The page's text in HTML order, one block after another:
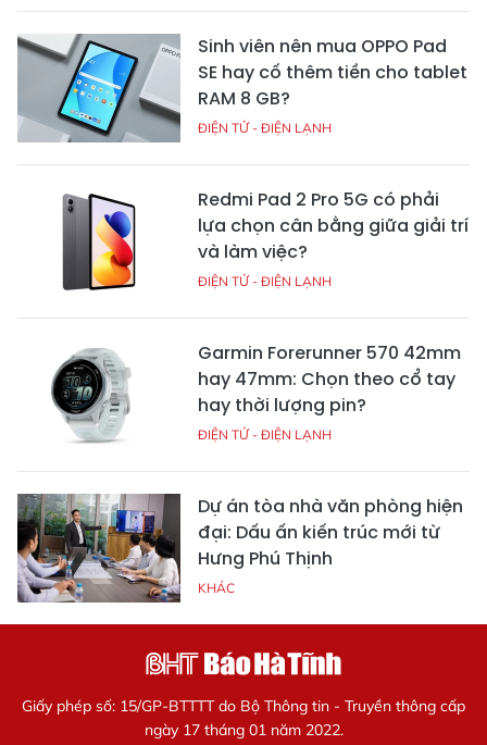
Sinh viên nên mua OPPO Pad
SE hay cố thêm tiền cho tablet
RAM 8 GB?
ĐIỆN TỬ - ĐIỆN LẠNH
Redmi Pad 2 Pro 5G có phải
lựa chọn cân bằng giữa giải trí
và làm việc?
ĐIỆN TỬ - ĐIỆN LẠNH
Garmin Forerunner 570 42mm
hay 47mm: Chọn theo cổ tay
hay thời lượng pin?
ĐIỆN TỬ - ĐIỆN LẠNH
Dự án tòa nhà văn phòng hiện
đại: Dấu ấn kiến trúc mới từ
Hưng Phú Thịnh
KHÁC
Giấy phép số: 15/GP-BTTTT do Bộ Thông tin - Truyền thông cấp
ngày 17 tháng 01 năm 2022.